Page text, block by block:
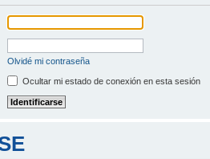
Olvidé mi contraseña
Ocultar mi estado de conexión en esta sesión